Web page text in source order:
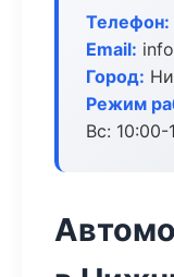
Телефон:
Email:
Город:
Режим
Вс: 10:00-